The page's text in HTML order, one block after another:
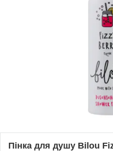
Пінка для душу Bilou